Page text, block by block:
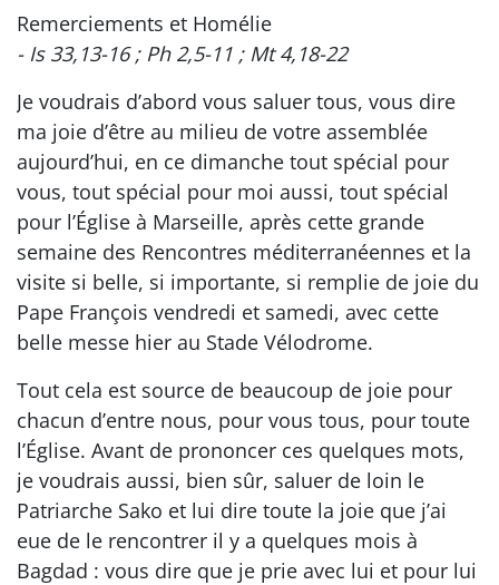
Remerciements et Homélie
- Is 33,13-16 ; Ph 2,5-11 ; Mt 4,18-22
Je voudrais d’abord vous saluer tous, vous dire
ma joie d’être au milieu de votre assemblée
aujourd’hui, en ce dimanche tout spécial pour
vous, tout spécial pour moi aussi, tout spécial
pour l’Église à Marseille, après cette grande
semaine des Rencontres méditerranéennes et la
visite si belle, si importante, si remplie de joie du
Pape François vendredi et samedi, avec cette
belle messe hier au Stade Vélodrome.
Tout cela est source de beaucoup de joie pour
chacun d’entre nous, pour vous tous, pour toute
l’Église. Avant de prononcer ces quelques mots,
je voudrais aussi, bien sûr, saluer de loin le
Patriarche Sako et lui dire toute la joie que j’ai
eue de le rencontrer il y a quelques mois à
Bagdad : vous dire que je prie avec lui et pour lui